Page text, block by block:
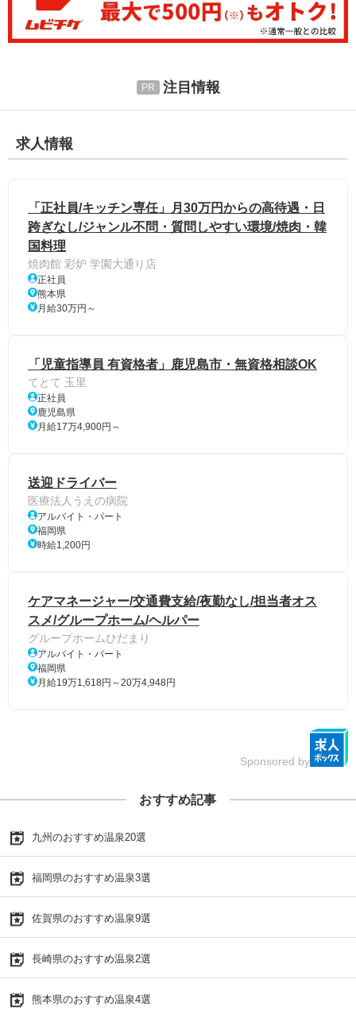
注目情報
求人情報
「正社員/キッチン専任」月30万円からの高待遇・日
跨ぎなし/ジャンル不問・質問しやすい環境/焼肉・韓
国料理
焼肉館 彩炉 学園大通り店
正社員
熊本県
月給30万円～
「児童指導員 有資格者」鹿児島市・無資格相談OK
てとて 玉里
正社員
鹿児島県
月給17万4,900円～
送迎ドライバー
医療法人うえの病院
アルバイト・パート
福岡県
時給1,200円
ケアマネージャー/交通費支給/夜勤なし/担当者オス
スメ/グループホーム/ヘルパー
グループホームひだまり
アルバイト・パート
福岡県
月給19万1,618円～20万4,948円
Sponsored by
おすすめ記事
九州のおすすめ温泉20選
福岡県のおすすめ温泉3選
佐賀県のおすすめ温泉9選
長崎県のおすすめ温泉2選
熊本県のおすすめ温泉4選